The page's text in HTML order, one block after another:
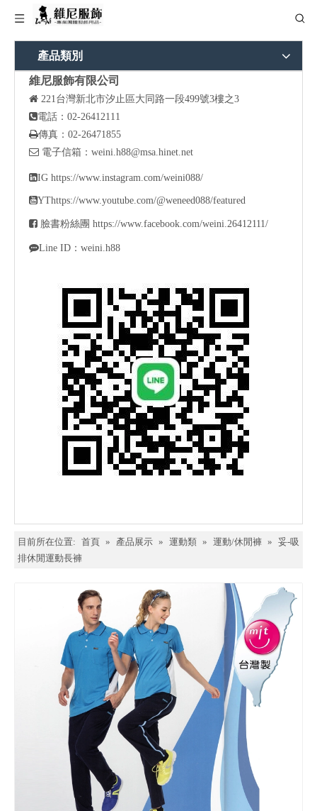
產品類別
維尼服飾有限公司
 221台灣新北市汐止區大同路一段499號3樓之3
電話：02-26412111
傳真：02-26471855
 電子信箱： weini.h88@msa.hinet.net
IG https://www.instagram.com/weini088/
YThttps://www.youtube.com/@weneed088/featured
 臉書粉絲團 https://www.facebook.com/weini.26412111/
Line ID：weini.h88
目前所在位置: 首頁 » 產品展示 » 運動類 » 運動/休閒褲 » 妥-吸
排休閒運動長褲